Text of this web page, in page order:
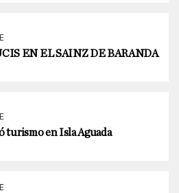
EN EL SAINZ DE BARANDA
turismo en Isla Aguada